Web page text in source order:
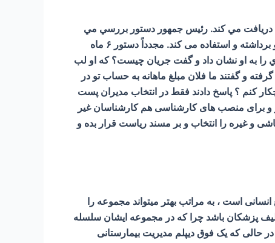
دريافت مي كند. رئيس جمهور دستور بررسي مي
دهد اما ۶ ماه بعد مي گويند كه نه اطلاعاتي داد و نه گرفت اما همچنان به حساب او در خارج کشور پول واريز مي شود و او برداشته و استفاده می کند. مجدداً دستور ۶ ماه
را به او نشان داد و گفت جريان چيست؟ كه او لب
و گفتند ما فلان مبلغ ماهانه به حساب تو در
کنم ؟ پاسخ دادند فقط در انتخاب مديران پست
برای منصب های کارشناسی هم کارشناسان غیر
و غيره را انتخاب و بر مسند ریاست قرار بده و
است ، به مراتب بهتر میتواند مجموعه را
پزشکان باشد چرا که در مجموعه ایشان سلسله
که یک فوق دیپلم مدیریت بیمارستانی